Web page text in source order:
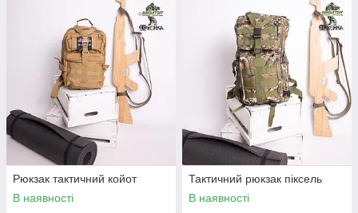
Рюкзак тактичний койот
В наявності
Тактичний рюкзак піксель
В наявності